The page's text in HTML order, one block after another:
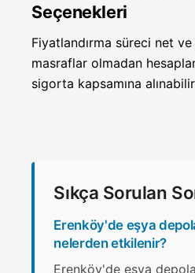
Seçenekleri
Fiyatlandırma süreci net
masraflar olmadan
sigorta kapsamına
Sıkça Sorulan
Erenköy'de eşya
nelerden etkilenir?
Erenköy'de eşya